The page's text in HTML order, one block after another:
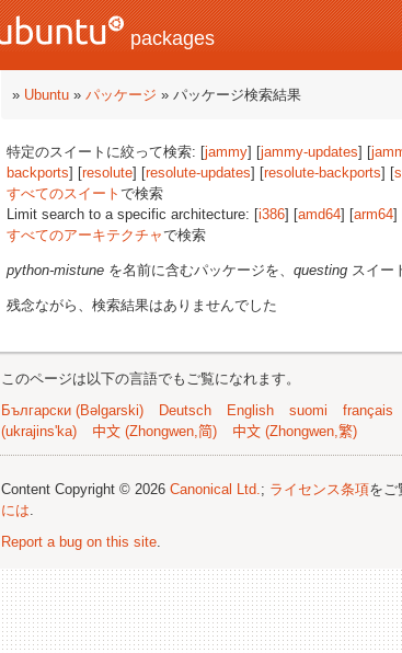
packages
» Ubuntu » パッケージ » パッケージ検索結果
特定のスイートに絞って検索: [jammy] [jammy-updates] [
backports] [resolute] [resolute-updates] [resolute-backports] [
すべてのスイート で検索
Limit search to a specific architecture: [i386] [amd64] [arm64]
すべてのアーキテクチャで検索
python-mistune を名前に含むパッケージを、 questing スイー
残念ながら、検索結果はありませんでした
このページは以下の言語でもご覧になれます。
Български (Bəlgarski)
Deutsch English suomi français
(ukrajins'ka)
中文 (Zhongwen,简) 中文 (Zhongwen,繁)
Content Copyright © 2026 Canonical Ltd.; ライセンス条項をご
には.
Report a bug on this site.